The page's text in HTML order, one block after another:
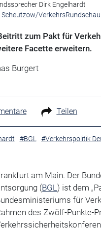
Dirk Engelhardt
VerkehrsRundschau
zum Pakt für
Facette erweitern.
Burgert
Teilen
#BGL #Verkehrspolitik
am Main. Der
(BGL) ist dem
für
des Zwölf-Punkte-